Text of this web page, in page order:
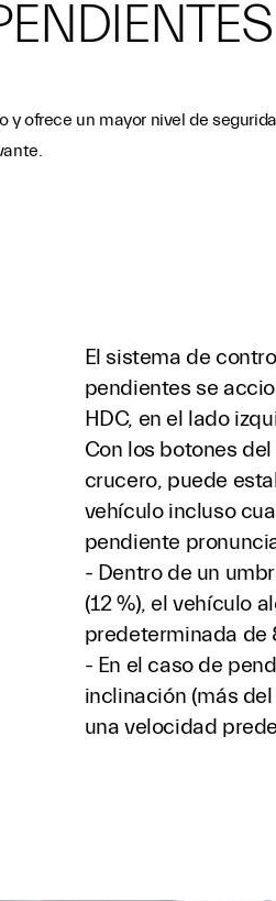
ofrece un mayor nivel de
El sistema de
pendientes se
HDC, en el lado
Con los botones
crucero, puede
vehículo incluso
pendiente
- Dentro de un
(12 %), el vehículo
predeterminada de
- En el caso de
inclinación (más
una velocidad